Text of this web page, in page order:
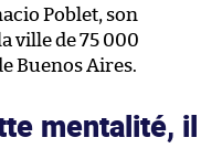
Poblet, son
ville de 75 000
Buenos Aires.
mentalité, il